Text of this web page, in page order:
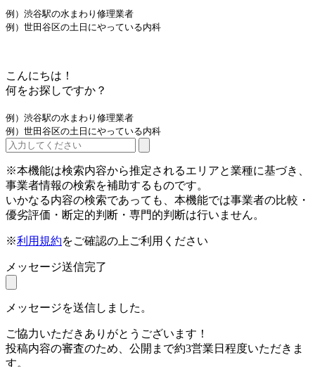
例）渋谷駅の水まわり修理業者
例）世田谷区の土日にやっている内科
こんにちは！
何をお探しですか？
例）渋谷駅の水まわり修理業者
例）世田谷区の土日にやっている内科
※本機能は検索内容から推定されるエリアと業種に基づき、
事業者情報の検索を補助するものです。
いかなる内容の検索であっても、本機能では事業者の比較・
優劣評価・断定的判断・専門的判断は行いません。
※利用規約をご確認の上ご利用ください
メッセージ送信完了
メッセージを送信しました。
ご協力いただきありがとうございます！
投稿内容の審査のため、公開まで約3営業日程度いただきま
す。